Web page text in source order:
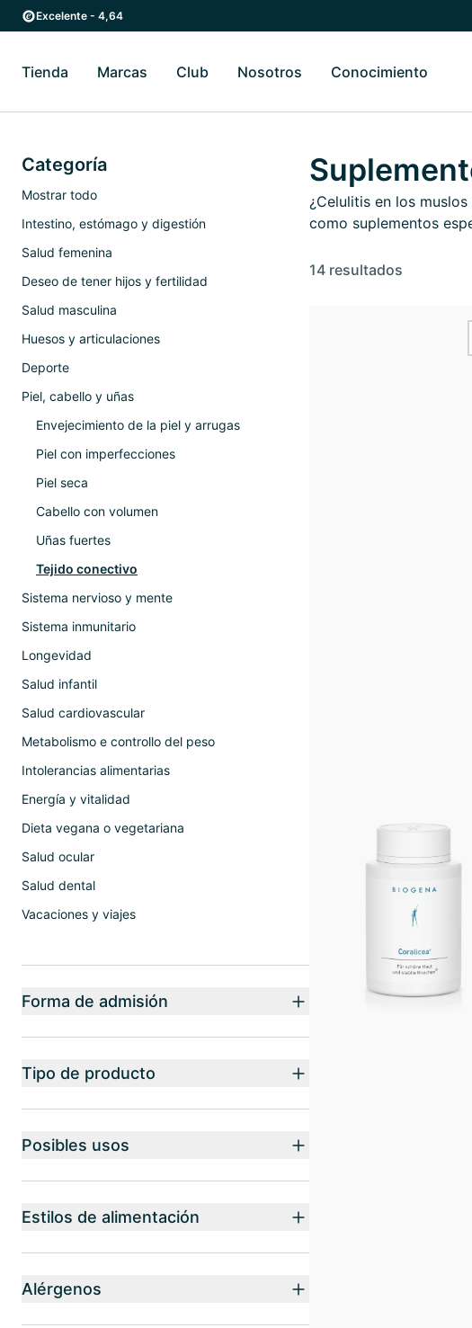
Ir al contenido principal
Ir a la navegación principal
Excelente - 4,64
Tienda Alternar submenú de Tienda
Marcas Alternar submenú de Marcas
Club Nosotros Alternar submenú de Nosotros
Conocimiento
¿Celulitis en los
como suplementos
14 resultados
Categoría
Mostrar todo
Intestino, estómago y digestión
Salud femenina
Deseo de tener hijos y fertilidad
Salud masculina
Huesos y articulaciones
Deporte
Piel, cabello y uñas
Envejecimiento de la piel y arrugas
Piel con imperfecciones
Piel seca
Cabello con volumen
Uñas fuertes
Tejido conectivo
Sistema nervioso y mente
Sistema inmunitario
Longevidad
Salud infantil
Salud cardiovascular
Metabolismo e controllo del peso
Intolerancias alimentarias
Energía y vitalidad
Dieta vegana o vegetariana
Salud ocular
Salud dental
Vacaciones y viajes
Forma de admisión
Tipo de producto
Posibles usos
Estilos de alimentación
Alérgenos